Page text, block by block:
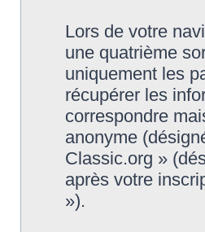
Lors de votre
une quatrième
uniquement les
récupérer les
correspondre
anonyme
Classic.org »
après votre
»).